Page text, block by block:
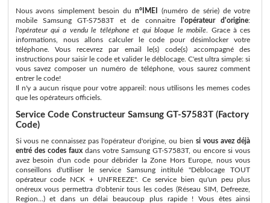
Nous avons simplement besoin du n°IMEI
(numéro de série) de votre
mobile Samsung GT-S7583T et de connaitre
l'opérateur d'origine:
l'opérateur qui a vendu le téléphone et qui bloque le mobile . Grace à ces
informations, nous allons calculer le code pour désimlocker votre
téléphone. Vous recevrez par email le(s) code(s) accompagné des
instructions pour saisir le code et valider le déblocage. C'est ultra simple: si
vous savez composer un numéro de téléphone, vous saurez comment
entrer le code!
Il n'y a aucun risque pour votre appareil: nous utilisons les memes codes
que les opérateurs officiels.
Service Code Constructeur Samsung GT-S7583T (Factory
Code)
Si vous ne connaissez pas l'opérateur d'origine, ou bien si vous avez déjà
entré des codes fauxdans votre Samsung GT-S7583T, ou encore si vous
avez besoin d'un code pour débrider la Zone Hors Europe, nous vous
conseillons d'utiliser le service Samsung intitulé "Déblocage TOUT
opérateur code NCK + UNFREEZE". Ce service bien qu'un peu plus
onéreux vous permettra d'obtenir tous les codes (Réseau SIM, Defreeze,
Region...) et dans un délai beaucoup plus rapide ! Vous êtes ainsi